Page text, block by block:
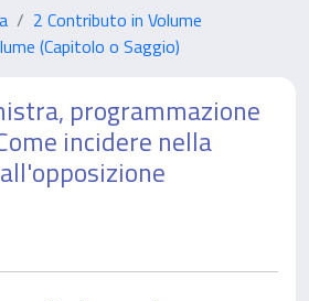
2 Contributo in Volume
(Capitolo o Saggio)
programmazione
incidere nella